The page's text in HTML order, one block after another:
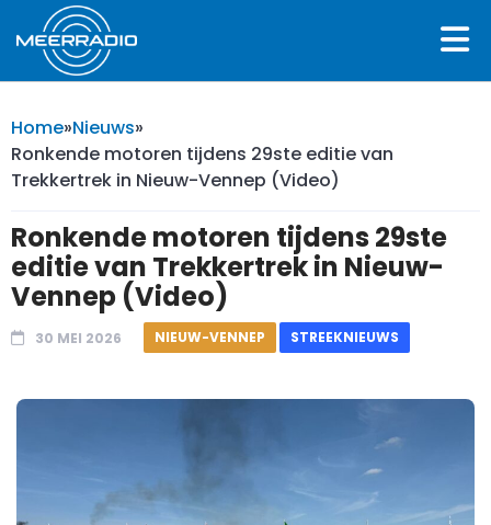
Home»Nieuws»
Ronkende motoren tijdens 29ste editie van
Trekkertrek in Nieuw-Vennep (Video)
Ronkende motoren tijdens 29ste
editie van Trekkertrek in Nieuw-
Vennep (Video)
30 MEI 2026 NIEUW-VENNEP STREEKNIEUWS